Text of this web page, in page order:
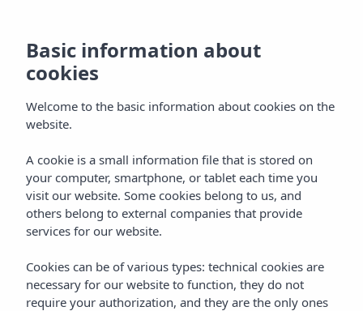
Alles Inbegrepen
Vibra San Remo Hotel
Basic information about
cookies
Welcome to the basic information about cookies on the
website.
A cookie is a small information file that is stored on
your computer, smartphone, or tablet each time you
visit our website. Some cookies belong to us, and
others belong to external companies that provide
services for our website.
Cookies can be of various types: technical cookies are
necessary for our website to function, they do not
require your authorization, and they are the only ones